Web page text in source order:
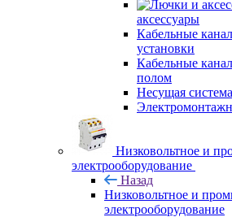
аксессуары
Кабельные
установки
Кабельные
полом
Несущая
Низковольтное и
электрооборудование
Назад
Низковольтное и
электрооборудование